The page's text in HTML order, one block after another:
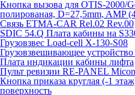
Кнопка вызова для OTIS-2000/
полированая, D=27,5mm, AMP
Связь ETMA-CAR Rel.02 Rev.00
SDIC 54.Q Плата кабины на
Грузовзвес Load-cell X-130-S08
Грузовзвешивающее
Плата индикации кабины лифта
Пульт ревизии RE-PANEL
Кнопка приказа круглая (-1
поверхность